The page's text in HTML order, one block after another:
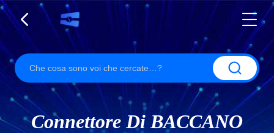
Connettore Di BACCANO